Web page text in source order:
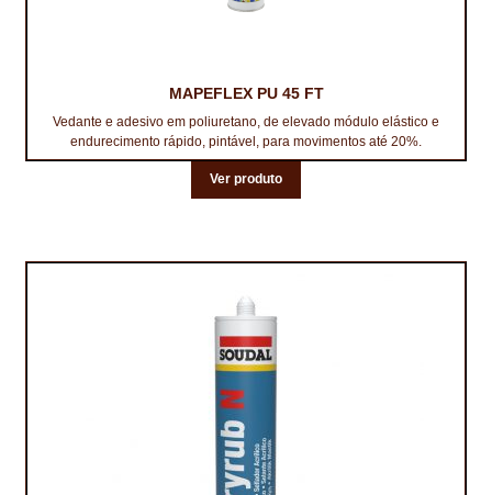
MAPEFLEX PU 45 FT
Vedante e adesivo em poliuretano, de elevado módulo elástico e
endurecimento rápido, pintável, para movimentos até 20%.
Ver produto